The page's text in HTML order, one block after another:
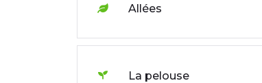
Allées
La pelouse